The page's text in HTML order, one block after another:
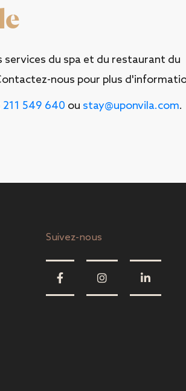
du spa et du restaurant du
nous pour plus
211 549 640 ou stay@uponvila.com.
Suivez-nous